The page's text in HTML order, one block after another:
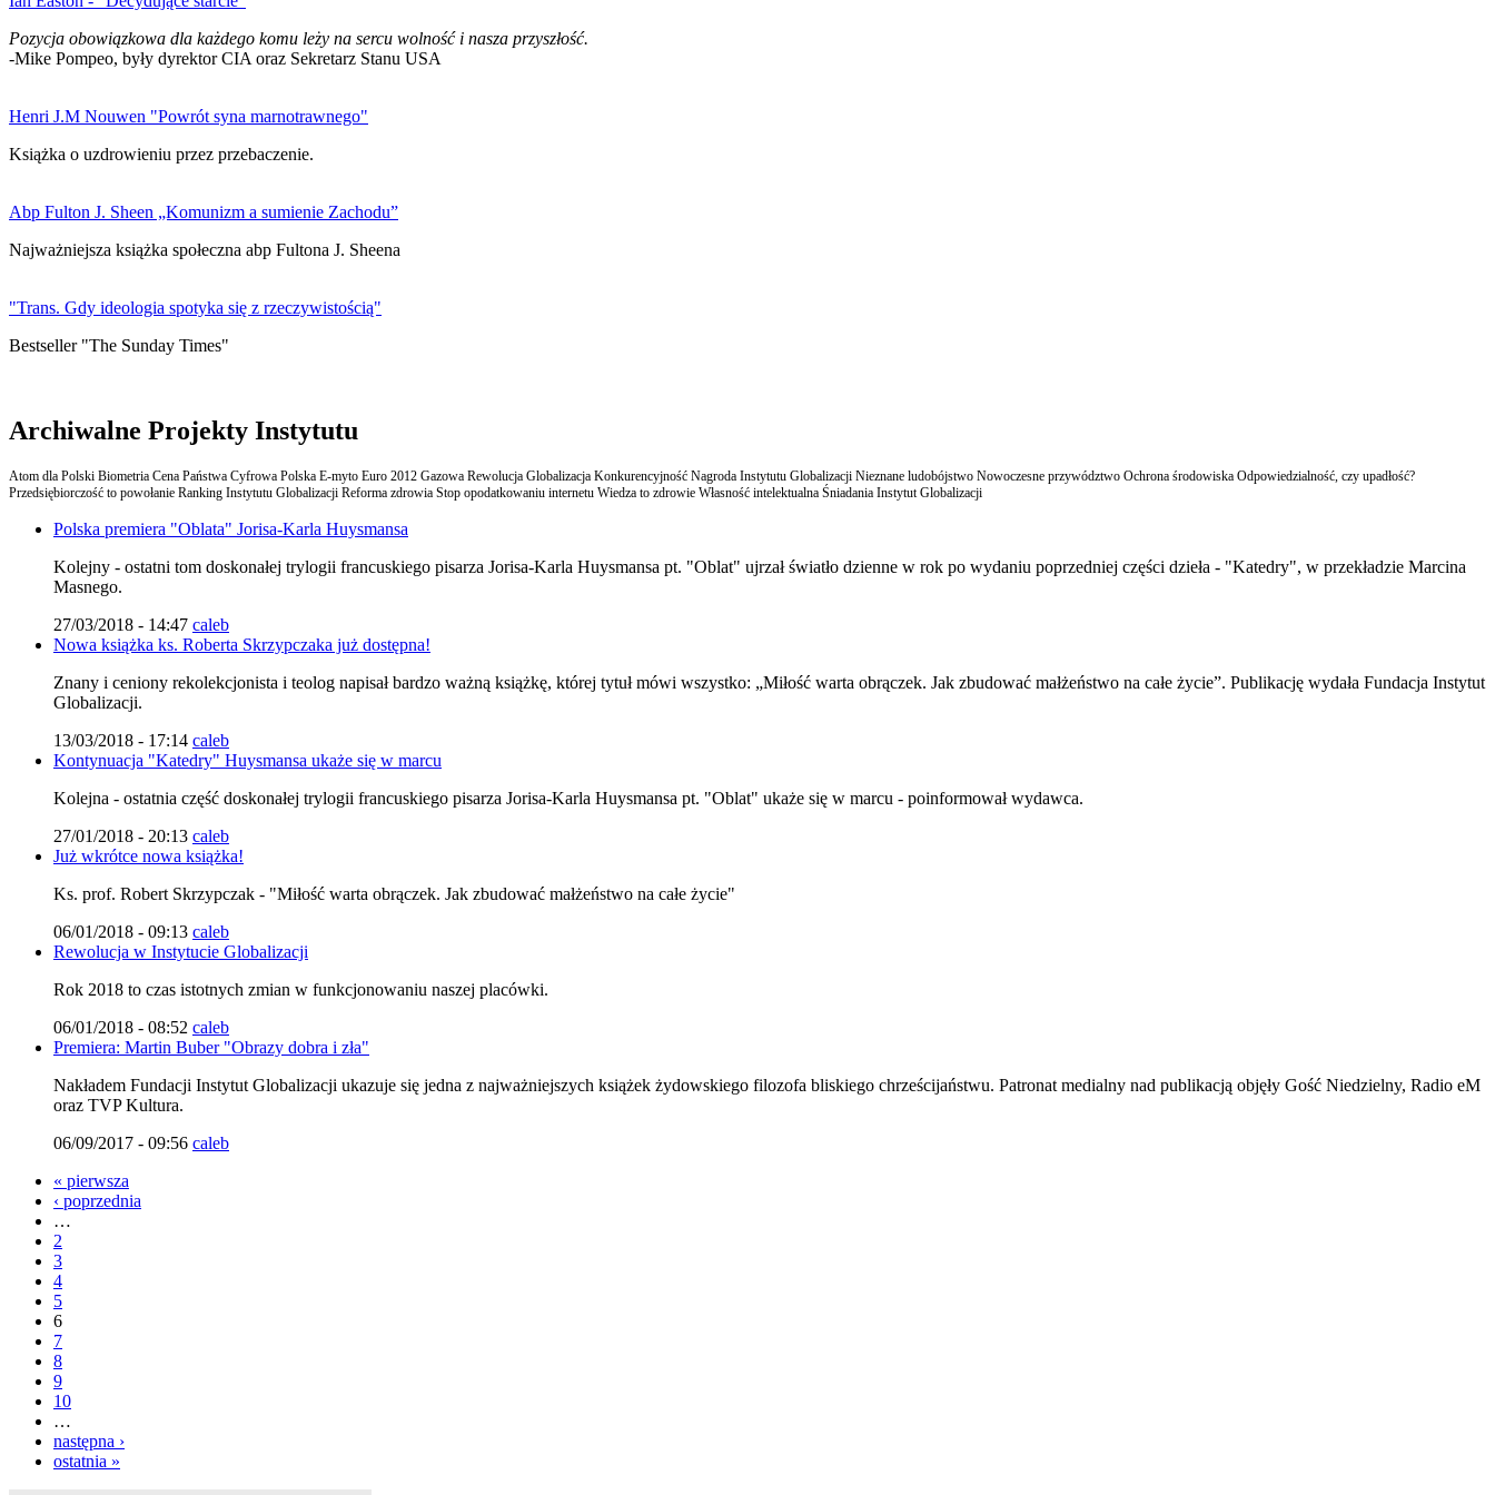
Pozycja obowiązkowa dla każdego komu leży na sercu wolność i nasza przyszłość.
-Mike Pompeo, były dyrektor CIA oraz Sekretarz Stanu USA
Henri J.M Nouwen "Powrót syna marnotrawnego"
Książka o uzdrowieniu przez przebaczenie.
Abp Fulton J. Sheen „Komunizm a sumienie Zachodu”
Najważniejsza książka społeczna abp Fultona J. Sheena
"Trans. Gdy ideologia spotyka się z rzeczywistością"
Bestseller "The Sunday Times"
Archiwalne Projekty Instytutu
Atom dla Polski Biometria Cena Państwa Cyfrowa Polska E-myto Euro 2012 Gazowa Rewolucja Globalizacja Konkurencyjność Nagroda Instytutu Globalizacji Nieznane ludobójstwo Nowoczesne przywództwo Ochrona środowiska Odpowiedzialność, czy upadłość?
Przedsiębiorczość to powołanie Ranking Instytutu Globalizacji Reforma zdrowia Stop opodatkowaniu internetu Wiedza to zdrowie Własność intelektualna Śniadania Instytut Globalizacji
Polska premiera "Oblata" Jorisa-Karla Huysmansa
Kolejny - ostatni tom doskonałej trylogii francuskiego pisarza Jorisa-Karla Huysmansa pt. "Oblat" ujrzał światło dzienne w rok po wydaniu poprzedniej części dzieła - "Katedry", w przekładzie Marcina
Masnego.
27/03/2018 - 14:47 caleb
Nowa książka ks. Roberta Skrzypczaka już dostępna!
Znany i ceniony rekolekcjonista i teolog napisał bardzo ważną książkę, której tytuł mówi wszystko: „Miłość warta obrączek. Jak zbudować małżeństwo na całe życie”. Publikację wydała Fundacja Instytut
Globalizacji.
13/03/2018 - 17:14 caleb
Kontynuacja "Katedry" Huysmansa ukaże się w marcu
Kolejna - ostatnia część doskonałej trylogii francuskiego pisarza Jorisa-Karla Huysmansa pt. "Oblat" ukaże się w marcu - poinformował wydawca.
27/01/2018 - 20:13 caleb
Już wkrótce nowa książka!
Ks. prof. Robert Skrzypczak - "Miłość warta obrączek. Jak zbudować małżeństwo na całe życie"
06/01/2018 - 09:13 caleb
Rewolucja w Instytucie Globalizacji
Rok 2018 to czas istotnych zmian w funkcjonowaniu naszej placówki.
06/01/2018 - 08:52 caleb
Premiera: Martin Buber "Obrazy dobra i zła"
Nakładem Fundacji Instytut Globalizacji ukazuje się jedna z najważniejszych książek żydowskiego filozofa bliskiego chrześcijaństwu. Patronat medialny nad publikacją objęły Gość Niedzielny, Radio eM
oraz TVP Kultura.
06/09/2017 - 09:56 caleb
« pierwsza
‹ poprzednia
…
2
3
4
5
6
7
8
9
10
…
następna ›
ostatnia »